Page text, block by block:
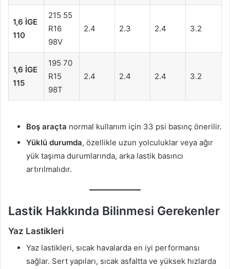
1,6 İGE
110
215 55
R16
98V
2.4 2.3 2.4 3.2
1,6 İGE
115
195 70
R15
98T
2.4 2.4 2.4 3.2
Boş araçta normal kullanım için 33 psi basınç önerilir.
Yüklü durumda, özellikle uzun yolculuklar veya ağır
yük taşıma durumlarında, arka lastik basıncı
artırılmalıdır.
Lastik Hakkında Bilinmesi Gerekenler
Yaz Lastikleri
Yaz lastikleri, sıcak havalarda en iyi performansı
sağlar. Sert yapıları, sıcak asfaltta ve yüksek hızlarda